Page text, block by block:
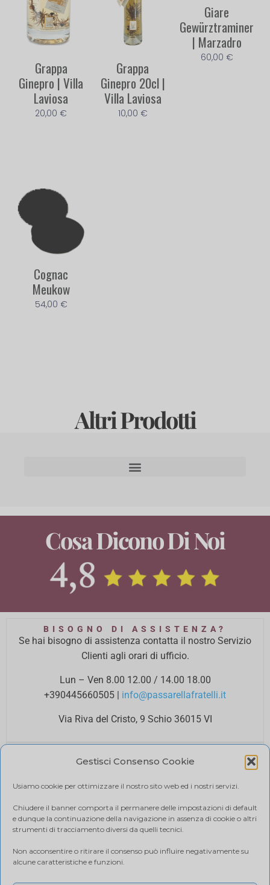
Gestisci Consenso Cookie
Usiamo cookie per ottimizzare il nostro sito web ed i nostri servizi.
Chiudere il banner comporta il permanere delle impostazioni di default
e dunque la continuazione della navigazione in assenza di cookie o altri
strumenti di tracciamento diversi da quelli tecnici.
Non acconsentire o ritirare il consenso può influire negativamente su
alcune caratteristiche e funzioni.
Grappa
Ginepro | Villa
Laviosa
20,00€
Grappa
Ginepro 20cl |
Villa Laviosa
10,00 €
Giare
Gewürztraminer
| Marzadro
60,00 €
Cognac
Meukow
54,00 €
Altri Prodotti
Cosa Dicono Di Noi
BISOGNO DI ASSISTENZA?
Se hai bisogno di assistenza contatta il nostro Servizio
Clienti agli orari di ufficio.
Lun – Ven 8.00 12.00 / 14.00 18.00
+390445660505 | info@passarellafratelli.it
Via Riva del Cristo, 9 Schio 36015 VI
I tuoi pagamenti online sono protetti e accettiamo il
RIMBORSI E RESI
Politica di reso
SPEDIZIONE
alla quantità di acquisto. Visualizza il tuo carrello.